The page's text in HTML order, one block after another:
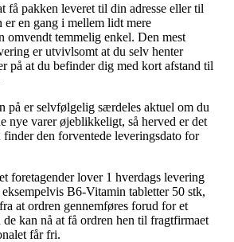
pakken leveret til din adresse eller til
er en gang i mellem lidt mere
omvendt temmelig enkel. Den mest
er utvivlsomt at du selv henter
på at du befinder dig med kort afstand til
på er selvfølgelig særdeles aktuel om du
nye varer øjeblikkeligt, så herved er det
finder den forventede leveringsdato for
foretagender lover 1 hverdags levering
B6-Vitamin tabletter 50 stk,
at ordren gennemføres forud for et
de kan nå at få ordren hen til fragtfirmaet
får fri.